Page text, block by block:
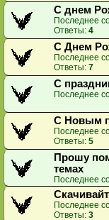
C днем
Последнее
Ответы: 4
С Днем
Последнее
Ответы: 7
С
Последнее
С Новым
Последнее
Ответы: 5
Прошу
темах
Последнее
Последнее
Ответы: 3